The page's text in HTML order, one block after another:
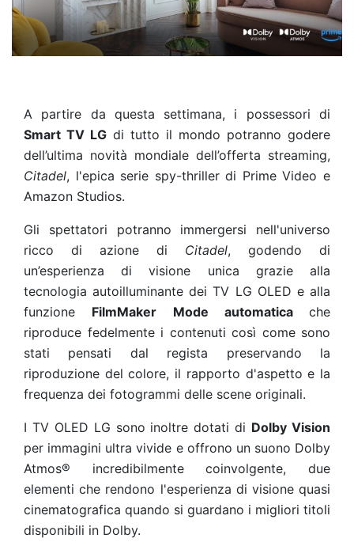
A partire da questa settimana, i possessori di
Smart TV LG di tutto il mondo potranno godere
dell’ultima novità mondiale dell’offerta streaming,
Citadel, l'epica serie spy-thriller di Prime Video e
Amazon Studios.
Gli spettatori potranno immergersi nell'universo
ricco di azione di
Citadel, godendo di
un’esperienza di visione unica grazie alla
tecnologia autoilluminante dei TV LG OLED e alla
funzione FilmMaker Mode automatica che
riproduce fedelmente i contenuti così come sono
stati pensati dal regista preservando la
riproduzione del colore, il rapporto d'aspetto e la
frequenza dei fotogrammi delle scene originali.
I TV OLED LG sono inoltre dotati di Dolby Vision
per immagini ultra vivide e offrono un suono Dolby
Atmos® incredibilmente coinvolgente, due
elementi che rendono l'esperienza di visione quasi
cinematografica quando si guardano i migliori titoli
disponibili in Dolby.